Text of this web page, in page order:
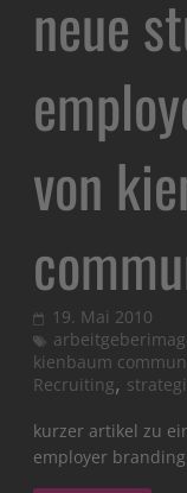
neue
von
19. Mai 2010
kienbaum
Recruiting,
kurzer artikel zu
employer branding